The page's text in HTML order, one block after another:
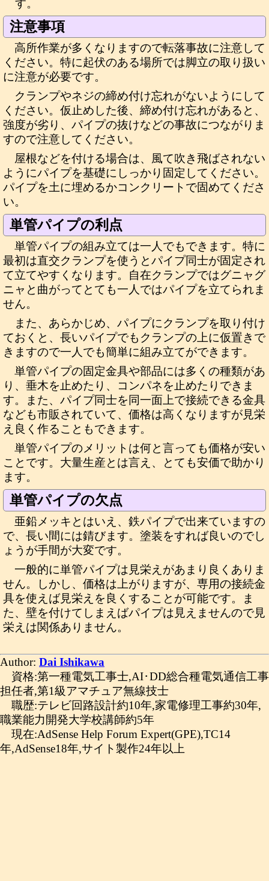
す。
注意事項
高所作業が多くなりますので転落事故に注意して
ください。特に起伏のある場所では脚立の取り扱い
に注意が必要です。
クランプやネジの締め付け忘れがないようにして
ください。仮止めした後、締め付け忘れがあると、
強度が劣り、パイプの抜けなどの事故につながりま
すので注意してください。
屋根などを付ける場合は、風て吹き飛ばされない
ようにパイプを基礎にしっかり固定してください。
パイプを土に埋めるかコンクリートで固めてくださ
い。
単管パイプの利点
単管パイプの組み立ては一人でもできます。特に
最初は直交クランプを使うとパイプ同士が固定され
て立てやすくなります。自在クランプではグニャグ
ニャと曲がってとても一人ではパイプを立てられま
せん。
また、あらかじめ、パイプにクランプを取り付け
ておくと、長いパイプでもクランプの上に仮置きで
きますので一人でも簡単に組み立てができます。
単管パイプの固定金具や部品には多くの種類があ
り、垂木を止めたり、コンパネを止めたりできま
す。また、パイプ同士を同一面上で接続できる金具
なども市販されていて、価格は高くなりますが見栄
え良く作ることもできます。
単管パイプのメリットは何と言っても価格が安い
ことです。大量生産とは言え、とても安価で助かり
ます。
単管パイプの欠点
亜鉛メッキとはいえ、鉄パイプで出来ていますの
で、長い間には錆びます。塗装をすれば良いのでし
ょうが手間が大変です。
一般的に単管パイプは見栄えがあまり良くありま
せん。しかし、価格は上がりますが、専用の接続金
具を使えば見栄えを良くすることが可能です。ま
た、壁を付けてしまえばパイプは見えませんので見
栄えは関係ありません。
Author: Dai Ishikawa
資格:第一種電気工事士,AI･DD総合種電気通信工事
担任者,第1級アマチュア無線技士
職歴:テレビ回路設計約10年,家電修理工事約30年,
職業能力開発大学校講師約5年
現在:AdSense Help Forum Expert(GPE),TC14
年,AdSense18年,サイト製作24年以上